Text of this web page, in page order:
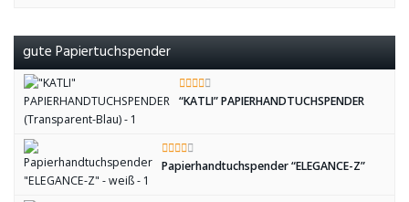
gute Papiertuchspender
“KATLI” PAPIERHANDTUCHSPENDER
Papierhandtuchspender “ELEGANCE-Z”